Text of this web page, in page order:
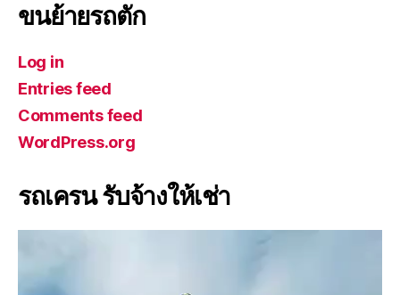
ขนย้ายรถตัก
Log in
Entries feed
Comments feed
WordPress.org
รถเครน รับจ้างให้เช่า